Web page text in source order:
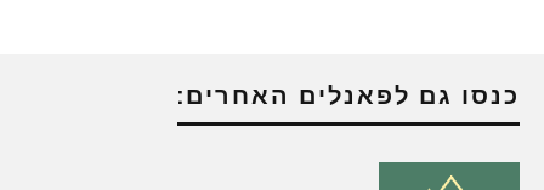
כנסו גם לפאנלים האחרים: